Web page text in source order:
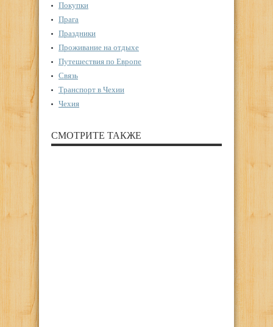
Покупки
Прага
Праздники
Проживание на отдыхе
Путешествия по Европе
Связь
Транспорт в Чехии
Чехия
СМОТРИТЕ ТАКЖЕ